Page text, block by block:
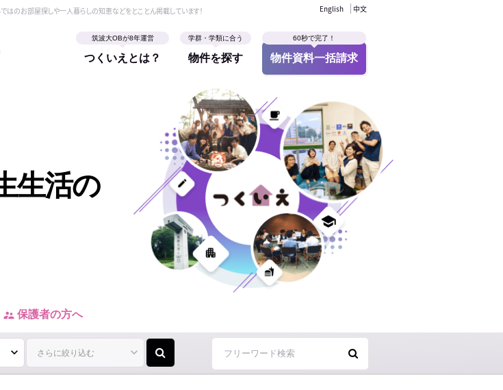
はのお部屋探しや一人暮らしの知恵などをとことん掲載しています！ English 中文
筑波大OBが8年運営
つくいえとは？
学群・学類に合う
物件を探す
60秒で完了！
物件資料一括請求
生活の
supervisor_account 保護者の方へ